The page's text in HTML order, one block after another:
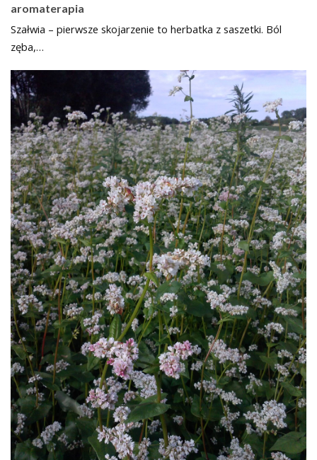
aromaterapia
Szałwia – pierwsze skojarzenie to herbatka z saszetki. Ból
zęba,…